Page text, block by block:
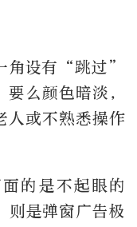
角设有“跳过”
么颜色暗淡，
人或不熟悉操作
的是不起眼的
是弹窗广告极